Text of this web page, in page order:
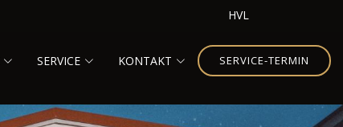
HVL
SERVICE KONTAKT SERVICE-TERMIN